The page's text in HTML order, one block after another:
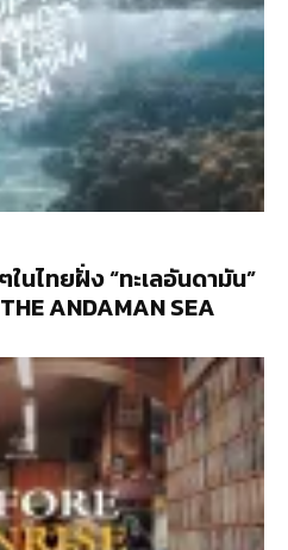
ในไทยฝั่ง “ทะเลอันดามัน”
ANDAMAN SEA